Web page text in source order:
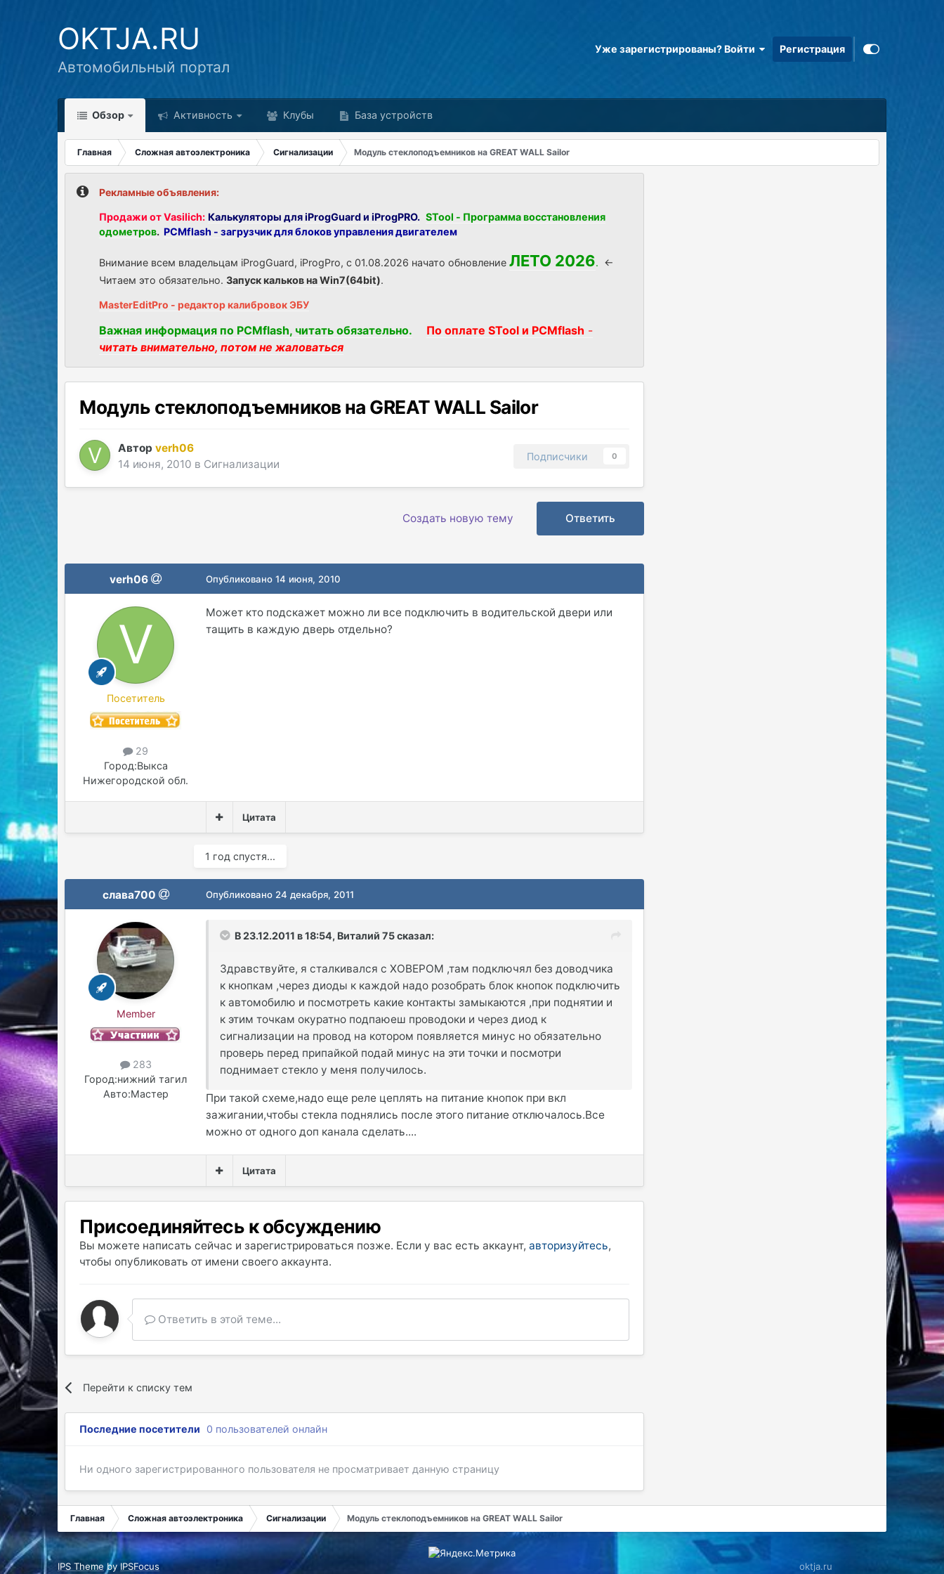
OKTJA.RU
Автомобильный портал
Уже зарегистрированы? Войти Регистрация
Обзор Активность Клубы База устройств
Главная Сложная автоэлектроника Сигнализации Модуль стеклоподъемников на GREAT WALL Sailor
Рекламные объявления:
Продажи от Vasilich: Калькуляторы для iProgGuard и iProgPRO. STool - Программа восстановления
одометров. PCMflash - загрузчик для блоков управления двигателем
Внимание всем владельцам iProgGuard, iProgPro, с 01.08.2026 начато обновлениеЛЕТО 2026. <-
Читаем это обязательно.Запуск кальков на Win7(64bit).
MasterEditPro - редактор калибровок ЭБУ
Важная информация по PCMflash, читать обязательно. По оплате STool и PCMflash -
читать внимательно, потом не жаловаться
Модуль стеклоподъемников на GREAT WALL Sailor
Авторverh06
14 июня, 2010 в Сигнализации
Подписчики 0
Ответить
Создать новую тему
verh06
Посетитель
29
Город:Выкса
Нижегородской обл.
Опубликовано14 июня, 2010
Может кто подскажет можно ли все подключить в водительской двери или
тащить в каждую дверь отдельно?
Цитата
1 год спустя...
слава700
Member
283
Город:нижний тагил
Авто:Мастер
Опубликовано 24 декабря, 2011
В 23.12.2011 в 18:54, Виталий 75 сказал:
Здравствуйте, я сталкивался с ХОВЕРОМ ,там подключял без доводчика
к кнопкам ,через диоды к каждой надо розобрать блок кнопок подключить
к автомобилю и посмотреть какие контакты замыкаются ,при поднятии и
к этим точкам окуратно подпаюеш проводоки и через диод к
сигнализации на провод на котором появляется минус но обязательно
проверь перед припайкой подай минус на эти точки и посмотри
поднимает стекло у меня получилось.
При такой схеме,надо еще реле цеплять на питание кнопок при вкл
зажигании,чтобы стекла поднялись после этого питание отключалось.Все
можно от одного доп канала сделать....
Цитата
Присоединяйтесь к обсуждению
Вы можете написать сейчас и зарегистрироваться позже. Если у вас есть аккаунт,авторизуйтесь,
чтобы опубликовать от имени своего аккаунта.
Ответить в этой теме...
Перейти к списку тем
Последние посетители 0 пользователей онлайн
Ни одного зарегистрированного пользователя не просматривает данную страницу
Главная Сложная автоэлектроника Сигнализации Модуль стеклоподъемников на GREAT WALL Sailor
IPS Theme byIPSFocus oktja.ru